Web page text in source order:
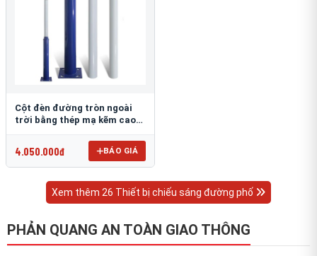
Cột đèn đường tròn ngoài
trời bằng thép mạ kẽm cao
4.050.000đ BÁO GIÁ
Xem thêm 26 Thiết bị chiếu sáng đường phố
PHẢN QUANG AN TOÀN GIAO THÔNG